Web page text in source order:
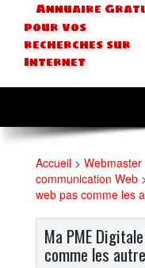
Annuaire
pour vos
recherches sur
Internet
Accueil >
communication Web
web pas comme les
Ma PME
comme les